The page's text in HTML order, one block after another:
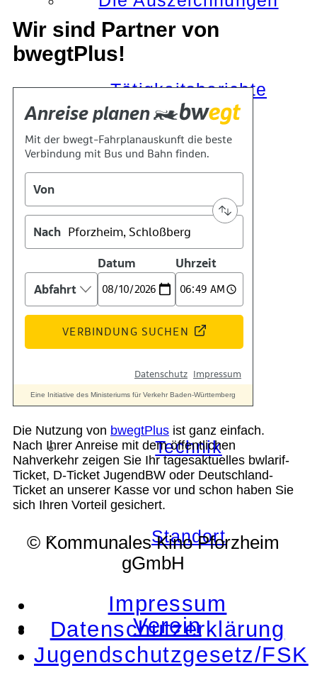
Tätigkeitsberichte
Kooperationen
Verbände
Technik
Standort
Verein
Wir sind Partner von
bwegtPlus!
Die Nutzung von bwegtPlus ist ganz einfach.
Nach Ihrer Anreise mit dem öffentlichen
Nahverkehr zeigen Sie Ihr tagesaktuelles bwlarif-
Ticket, D-Ticket JugendBW oder Deutschland-
Ticket an unserer Kasse vor und schon haben Sie
sich Ihren Vorteil gesichert.
© Kommunales Kino Pforzheim
gGmbH
Impressum
Datenschutzerklärung
Jugendschutzgesetz/FSK